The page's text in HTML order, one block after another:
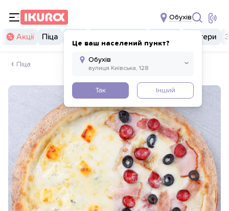
Обухів
Це ваш населений пункт?
Так Інший
Акції Піца Бургери
Піца